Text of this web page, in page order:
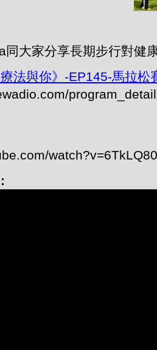
同大家分享長期步行對健
療法與你》-EP145-馬拉松